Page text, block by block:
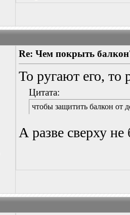
Re: Чем покрыть
То ругают его,
Цитата:
чтобы защитить балкон от
А разве сверху